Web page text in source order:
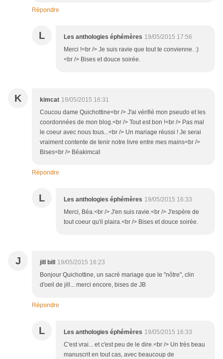
Répondre
L Les anthologies éphémères 19/05/2015 17:56
Merci !<br /> Je suis ravie que tout te convienne. :)
<br /> Bises et douce soirée.
K kimcat 19/05/2015 16:31
Coucou dame Quichottine<br /> J'ai vérifié mon pseudo et les
coordonnées de mon blog.<br /> Tout est bon !<br /> Pas mal
le coeur avec nous tous...<br /> Un mariage réussi ! Je serai
vraiment contente de tenir notre livre entre mes mains<br />
Bises<br /> Béakimcat
Répondre
L Les anthologies éphémères 19/05/2015 16:33
Merci, Béa.<br /> J'en suis ravie.<br /> J'espère de
tout coeur qu'il plaira.<br /> Bises et douce soirée.
J jill bill
19/05/2015 16:23
Bonjour Quichottine, un sacré mariage que le "nôtre", clin
d'oeil de jill... merci encore, bises de JB
Répondre
L Les anthologies éphémères 19/05/2015 16:33
C'est vrai... et c'est peu de le dire.<br /> Un très beau
manuscrit en tout cas, avec beaucoup de